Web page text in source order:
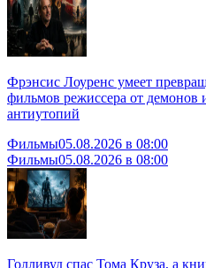
Фрэнсис Лоуренс умеет
фильмов режиссера от демонов
антиутопий
Фильмы05.08.2026 в 08:00
Фильмы05.08.2026 в 08:00
Голливуд спас Тома Круза, а